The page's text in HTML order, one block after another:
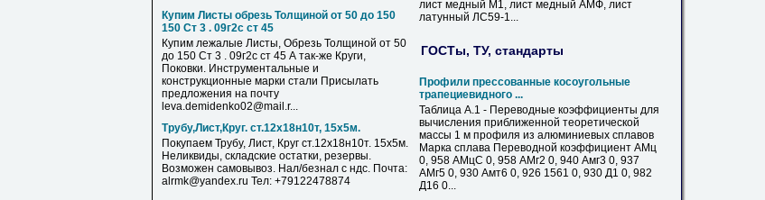
Купим Листы обрезь Толщиной от 50 до 150
150 Ст 3 . 09г2с ст 45
Купим лежалые Листы, Обрезь Толщиной от 50
до 150 Ст 3 . 09г2с ст 45 А так-же Круги,
Поковки. Инструментальные и
конструкционные марки стали Присылать
предложения на почту
leva.demidenko02@mail.r...
Трубу,Лист,Круг. ст.12х18н10т, 15х5м.
Покупаем Трубу, Лист, Круг ст.12х18н10т. 15х5м.
Неликвиды, складские остатки, резервы.
Возможен самовывоз. Нал/безнал с ндс. Почта:
alrmk@yandex.ru Тел: +79122478874
лист медный М1, лист медный АМФ, лист
латунный ЛС59-1...
ГОСТы, ТУ, стандарты
Профили прессованные косоугольные
трапециевидного ...
Таблица А.1 - Переводные коэффициенты для
вычисления приближенной теоретической
массы 1 м профиля из алюминиевых сплавов
Марка сплава Переводной коэффициент АМц
0, 958 АМцС 0, 958 АМг2 0, 940 Амг3 0, 937
АМг5 0, 930 Амт6 0, 926 1561 0, 930 Д1 0, 982
Д16 0...